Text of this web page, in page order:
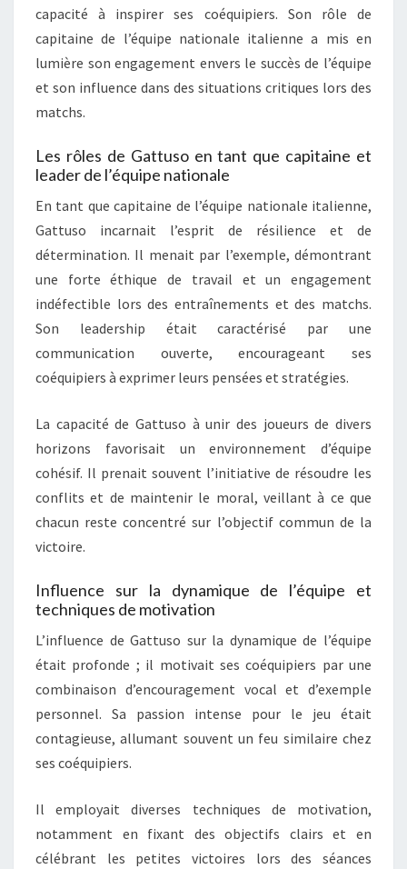
capacité à inspirer ses coéquipiers. Son rôle de
capitaine de l’équipe nationale italienne a mis en
lumière son engagement envers le succès de l’équipe
et son influence dans des situations critiques lors des
matchs.
Les rôles de Gattuso en tant que capitaine et
leader de l’équipe nationale
En tant que capitaine de l’équipe nationale italienne,
Gattuso incarnait l’esprit de résilience et de
détermination. Il menait par l’exemple, démontrant
une forte éthique de travail et un engagement
indéfectible lors des entraînements et des matchs.
Son leadership était caractérisé par une
communication ouverte, encourageant ses
coéquipiers à exprimer leurs pensées et stratégies.
La capacité de Gattuso à unir des joueurs de divers
horizons favorisait un environnement d’équipe
cohésif. Il prenait souvent l’initiative de résoudre les
conflits et de maintenir le moral, veillant à ce que
chacun reste concentré sur l’objectif commun de la
victoire.
Influence sur la dynamique de l’équipe et
techniques de motivation
L’influence de Gattuso sur la dynamique de l’équipe
était profonde ; il motivait ses coéquipiers par une
combinaison d’encouragement vocal et d’exemple
personnel. Sa passion intense pour le jeu était
contagieuse, allumant souvent un feu similaire chez
ses coéquipiers.
Il employait diverses techniques de motivation,
notamment en fixant des objectifs clairs et en
célébrant les petites victoires lors des séances